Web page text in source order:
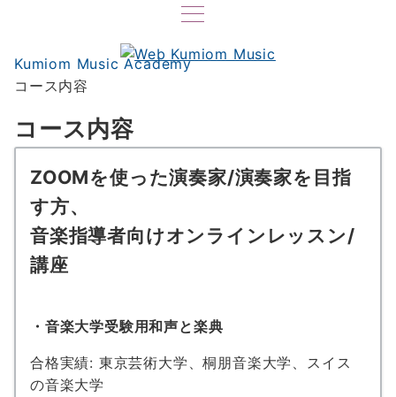
Kumiom Music Academy
コース内容
コース内容
ZOOMを使った演奏家/演奏家を目指
す方、
音楽指導者向けオンラインレッスン/
講座
・音楽大学受験用和声と楽典
合格実績: 東京芸術大学、桐朋音楽大学、スイス
の音楽大学